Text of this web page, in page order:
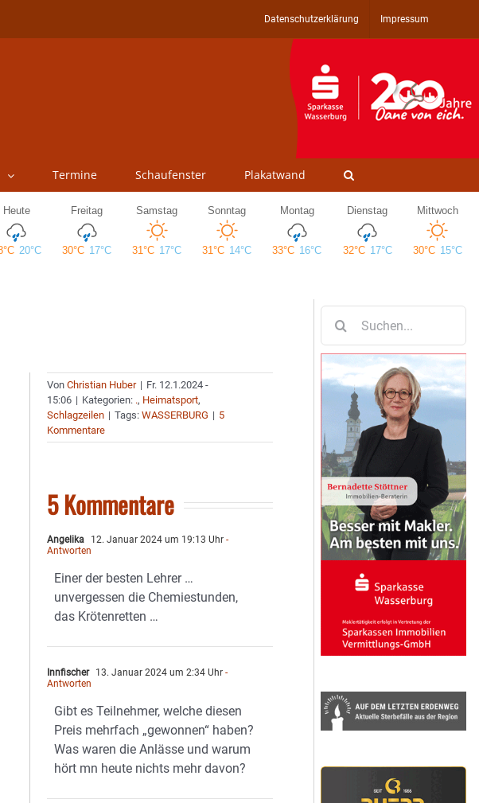
Datenschutzerklärung Impressum
Termine Schaufenster Plakatwand
VonChristian Huber | Fr. 12.1.2024 -
15:06 | Kategorien: ., Heimatsport,
Schlagzeilen | Tags:WASSERBURG | 5
Kommentare
5 Kommentare
Angelika 12. Januar 2024 um 19:13 Uhr -
Antworten
Einer der besten Lehrer …
unvergessen die Chemiestunden,
das Krötenretten …
Innfischer 13. Januar 2024 um 2:34 Uhr -
Antworten
Gibt es Teilnehmer, welche diesen
Preis mehrfach „gewonnen“ haben?
Was waren die Anlässe und warum
hört mn heute nichts mehr davon?
nach: